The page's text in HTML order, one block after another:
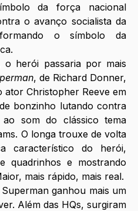
da força nacional
o avanço socialista da
o símbolo da
herói passaria por mais
, de Richard Donner,
ator Christopher Reeve em
bonzinho lutando contra
som do clássico tema
O longa trouxe de volta
característico do herói,
quadrinhos e mostrando
mais rápido, mais real.
ganhou mais um
Além das HQs, surgiram